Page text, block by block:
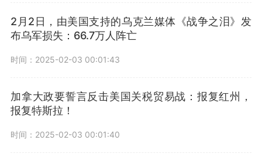
2月2日，由美国支持的乌克兰媒体《战争之泪》发
布乌军损失：66.7万人阵亡
时间：2025-02-03 00:01:43
加拿大政要誓言反击美国关税贸易战：报复红州，
报复特斯拉！
时间：2025-02-03 00:01:40